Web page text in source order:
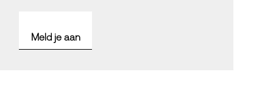
Meld je aan